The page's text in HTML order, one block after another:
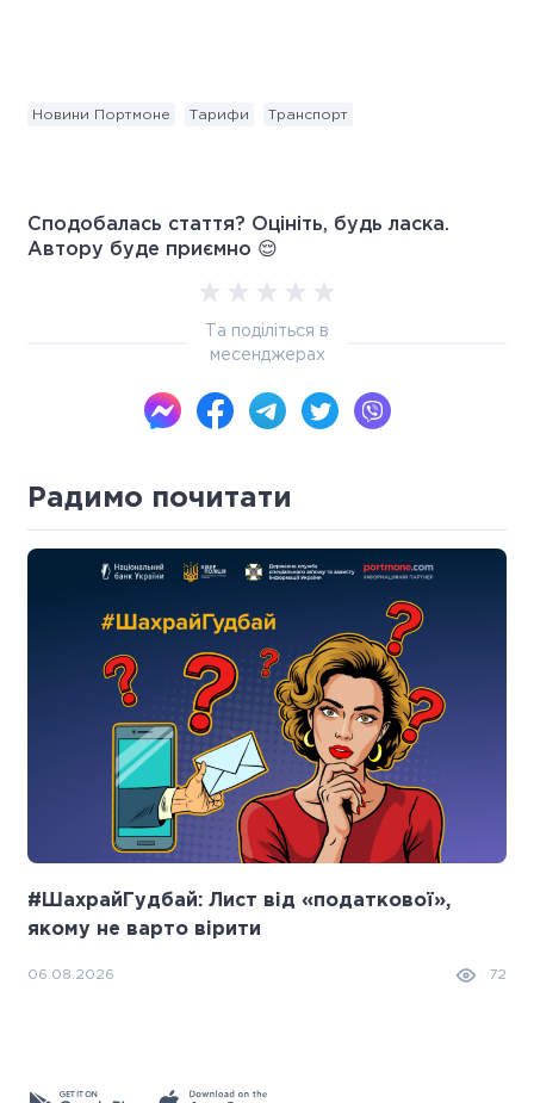
Новини Портмоне Тарифи Транспорт
Сподобалась стаття? Оцініть, будь ласка.
Автору буде приємно 😌
Та поділіться в
месенджерах
Радимо почитати
#ШахрайГудбай: Лист від «податкової»,
якому не варто вірити
06.08.2026 72